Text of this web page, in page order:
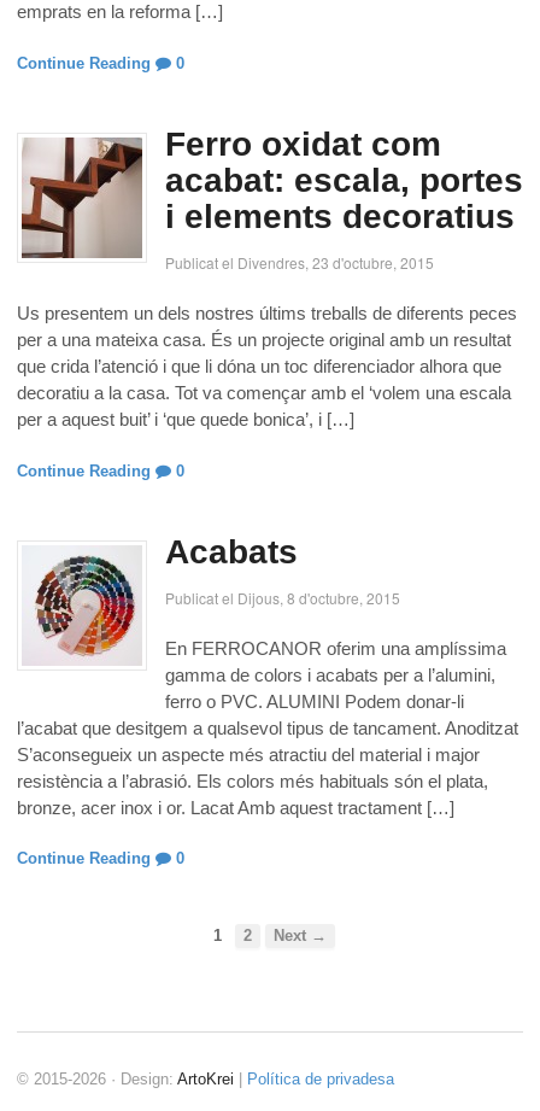
emprats en la reforma […]
Continue Reading 0
Ferro oxidat com
acabat: escala, portes
i elements decoratius
Publicat el Divendres, 23 d'octubre, 2015
Us presentem un dels nostres últims treballs de diferents peces
per a una mateixa casa. És un projecte original amb un resultat
que crida l’atenció i que li dóna un toc diferenciador alhora que
decoratiu a la casa. Tot va començar amb el ‘volem una escala
per a aquest buit’ i ‘que quede bonica’, i […]
Continue Reading 0
Acabats
Publicat el Dijous, 8 d'octubre, 2015
En FERROCANOR oferim una amplíssima
gamma de colors i acabats per a l’alumini,
ferro o PVC. ALUMINI Podem donar-li
l’acabat que desitgem a qualsevol tipus de tancament. Anoditzat
S’aconsegueix un aspecte més atractiu del material i major
resistència a l’abrasió. Els colors més habituals són el plata,
bronze, acer inox i or. Lacat Amb aquest tractament […]
Continue Reading 0
1 2 Next →
© 2015-2026 · Design: ArtoKrei Política de privadesa